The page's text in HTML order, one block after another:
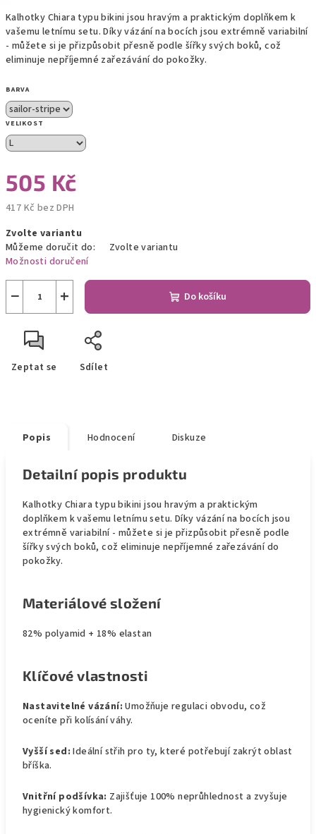
Kalhotky Chiara typu bikini jsou hravým a praktickým doplňkem k
vašemu letnímu setu. Díky vázání na bocích jsou extrémně variabilní
- můžete si je přizpůsobit přesně podle šířky svých boků, což
eliminuje nepříjemné zařezávání do pokožky.
BARVA
VELIKOST
505 Kč
417 Kč bez DPH
cena:
Zvolte variantu
Můžeme doručit do:
Zvolte variantu
Možnosti doručení
+
− Do košíku
Zeptat se Sdílet
Popis Hodnocení Diskuze
Detailní popis produktu
Kalhotky Chiara typu bikini jsou hravým a praktickým
doplňkem k vašemu letnímu setu. Díky vázání na bocích jsou
extrémně variabilní - můžete si je přizpůsobit přesně podle
šířky svých boků, což eliminuje nepříjemné zařezávání do
pokožky.
Materiálové složení
82% polyamid + 18% elastan
Klíčové vlastnosti
Nastavitelné vázání:Umožňuje regulaci obvodu, což
oceníte při kolísání váhy.
Vyšší sed: Ideální střih pro ty, které potřebují zakrýt oblast
bříška.
Vnitřní podšívka: Zajišťuje 100% neprůhlednost a zvyšuje
hygienický komfort.